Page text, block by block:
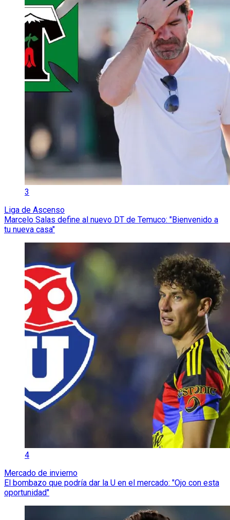
3
Liga de Ascenso
Marcelo Salas define al nuevo DT de Temuco: "Bienvenido a
tu nueva casa"
4
Mercado de invierno
El bombazo que podría dar la U en el mercado: "Ojo con esta
oportunidad"